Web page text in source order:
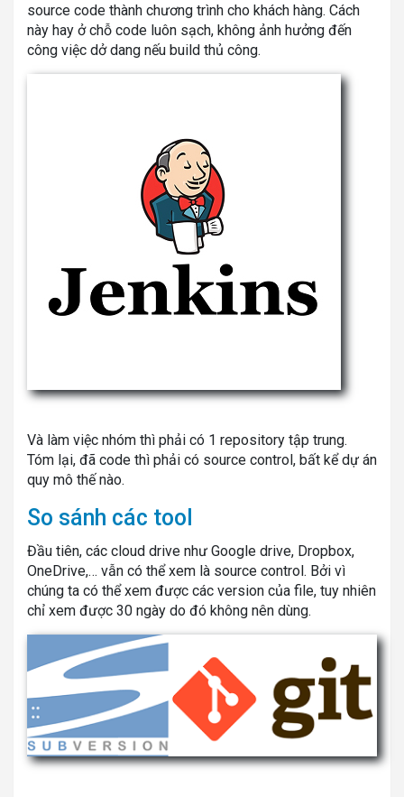
source code thành chương trình cho khách hàng. Cách
này hay ở chỗ code luôn sạch, không ảnh hưởng đến
công việc dở dang nếu build thủ công.
Và làm việc nhóm thì phải có 1 repository tập trung.
Tóm lại, đã code thì phải có source control, bất kể dự án
quy mô thế nào.
So sánh các tool
Đầu tiên, các cloud drive như Google drive, Dropbox,
OneDrive,… vẫn có thể xem là source control. Bởi vì
chúng ta có thể xem được các version của file, tuy nhiên
chỉ xem được 30 ngày do đó không nên dùng.